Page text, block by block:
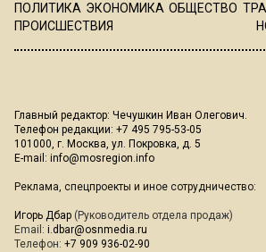
ПОЛИТИКА ЭКОНОМИКА ОБЩЕСТВО
ПРОИСШЕСТВИЯ
Главный редактор: Чечушкин Иван Олегович.
Телефон редакции: +7 495 795-53-05
101000, г. Москва, ул. Покровка, д. 5
E-mail: info@mosregion.info
Реклама, спецпроекты и иное сотрудничество:
Игорь Дбар (Руководитель отдела продаж)
Email: i.dbar@osnmedia.ru
Телефон: +7 909 936-02-90